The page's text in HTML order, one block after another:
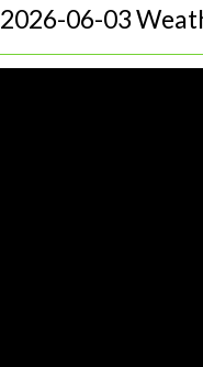
2026-06-03